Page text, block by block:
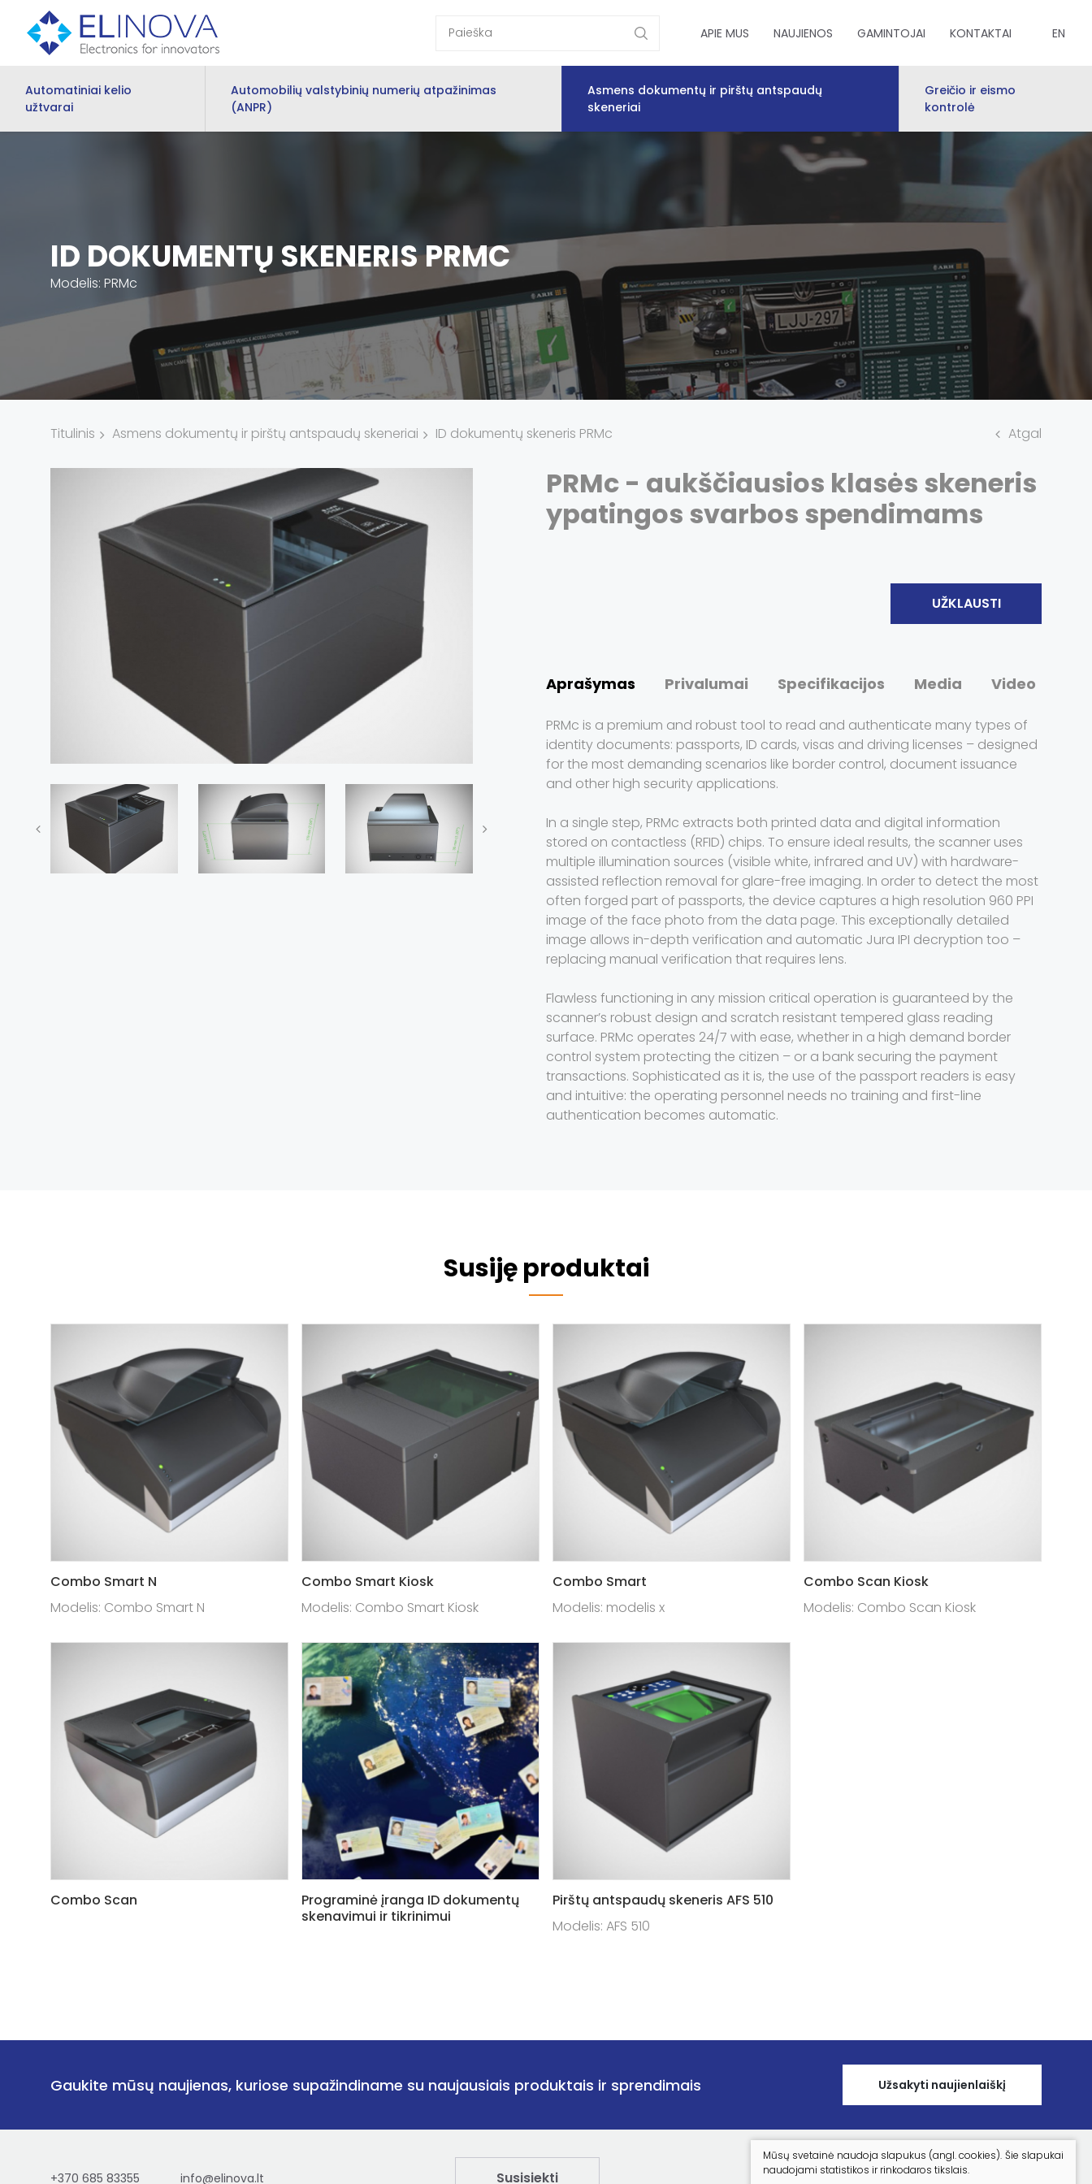
APIE MUS NAUJIENOS GAMINTOJAI KONTAKTAI EN
Automatiniai kelio
užtvarai
Automobilių valstybinių numerių atpažinimas
(ANPR)
Asmens dokumentų ir pirštų antspaudų
skeneriai
Greičio ir eismo
kontrolė
ID DOKUMENTŲ SKENERIS PRMC
Modelis: PRMc
Titulinis Asmens dokumentų ir pirštų antspaudų skeneriai ID dokumentų skeneris PRMc Atgal
PRMc - aukščiausios klasės skeneris
ypatingos svarbos spendimams
UŽKLAUSTI
Aprašymas Privalumai Specifikacijos Media Video
PRMc is a premium and robust tool to read and authenticate many types of
identity documents: passports, ID cards, visas and driving licenses – designed
for the most demanding scenarios like border control, document issuance
and other high security applications.
In a single step, PRMc extracts both printed data and digital information
stored on contactless (RFID) chips. To ensure ideal results, the scanner uses
multiple illumination sources (visible white, infrared and UV) with hardware-
assisted reflection removal for glare-free imaging. In order to detect the most
often forged part of passports, the device captures a high resolution 960 PPI
image of the face photo from the data page. This exceptionally detailed
image allows in-depth verification and automatic Jura IPI decryption too –
replacing manual verification that requires lens.
Flawless functioning in any mission critical operation is guaranteed by the
scanner’s robust design and scratch resistant tempered glass reading
surface. PRMc operates 24/7 with ease, whether in a high demand border
control system protecting the citizen – or a bank securing the payment
transactions. Sophisticated as it is, the use of the passport readers is easy
and intuitive: the operating personnel needs no training and first-line
authentication becomes automatic.
Susiję produktai
Combo Smart N
Modelis: Combo Smart N
Combo Smart Kiosk
Modelis: Combo Smart Kiosk
Combo Smart
Modelis: modelis x
Combo Scan Kiosk
Modelis: Combo Scan Kiosk
Combo Scan
Programinė įranga ID dokumentų
skenavimui ir tikrinimui
Pirštų antspaudų skeneris AFS 510
Modelis: AFS 510
Gaukite mūsų naujienas, kuriose supažindiname su naujausiais produktais ir sprendimais Užsakyti naujienlaiškį
+370 685 83355 info@elinova.lt Susisiekti APIE MUS NAUJIENOS
Mūsų svetainė naudoja slapukus (angl. cookies). Šie slapukai
naudojami statistikos ir rinkodaros tikslais.